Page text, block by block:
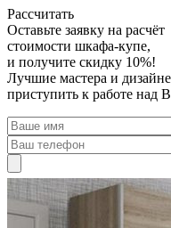
Рассчитать
Оставьте заявку на расчёт
стоимости шкафа-купе,
и получите скидку 10%!
Лучшие мастера и
приступить к работе над